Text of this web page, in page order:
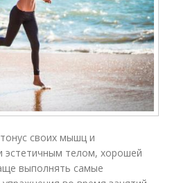
своих мышц и
эстетичным телом, хорошей
выполнять самые